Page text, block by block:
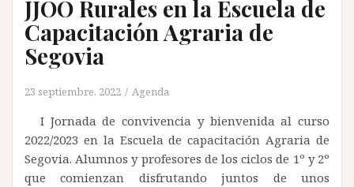
JJOO Rurales en la Escuela de
Capacitación Agraria de
Segovia
23 septiembre, 2022 Agenda
I Jornada de convivencia y bienvenida al curso
2022/2023 en la Escuela de capacitación Agraria de
Segovia. Alumnos y profesores de los ciclos de 1º y 2º
que comienzan disfrutando juntos de unos